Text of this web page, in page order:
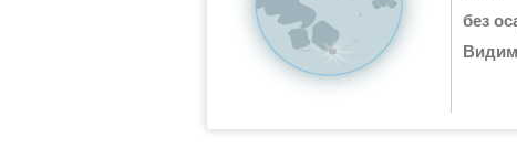
без